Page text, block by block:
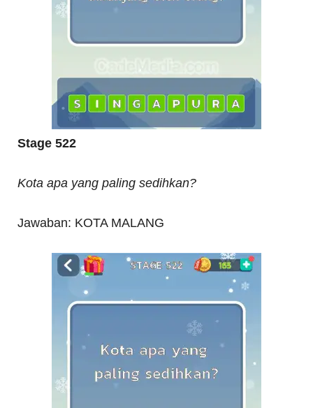
Stage 522
Kota apa yang paling sedihkan?
Jawaban: KOTA MALANG